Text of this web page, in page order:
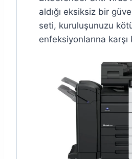
aldığı eksiksiz bir
seti, kuruluşunuzu kötü
enfeksiyonlarına karşı